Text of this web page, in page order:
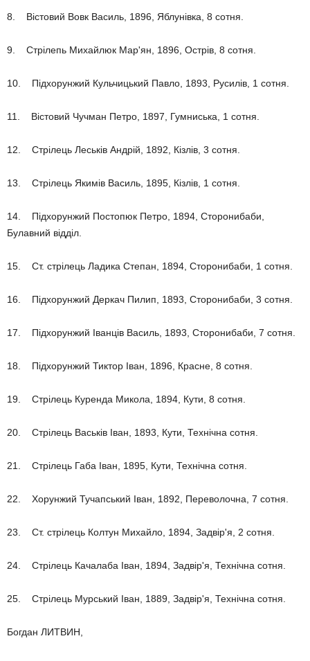
8. Вістовий Вовк Василь, 1896, Яблунівка, 8 сотня.
9. Стрілепь Михайлюк Мар'ян, 1896, Острів, 8 сотня.
10. Підхорунжий Кульчицький Павло, 1893, Русилів, 1 сотня.
11. Вістовий Чучман Петро, 1897, Гумниська, 1 сотня.
12. Стрілець Леськів Андрій, 1892, Кізлів, 3 сотня.
13. Стрілець Якимів Василь, 1895, Кізлів, 1 сотня.
14. Підхорунжий Постопюк Петро, 1894, Сторонибаби,
Булавний відділ.
15. Ст. стрілець Ладика Степан, 1894, Сторонибаби, 1 сотня.
16. Підхорунжий Деркач Пилип, 1893, Сторонибаби, 3 сотня.
17. Підхорунжий Іванців Василь, 1893, Сторонибаби, 7 сотня.
18. Підхорунжий Тиктор Іван, 1896, Красне, 8 сотня.
19. Стрілець Куренда Микола, 1894, Кути, 8 сотня.
20. Стрілець Васьків Іван, 1893, Кути, Технічна сотня.
21. Стрілець Габа Іван, 1895, Кути, Технічна сотня.
22. Хорунжий Тучапський Іван, 1892, Переволочна, 7 сотня.
23. Ст. стрілець Колтун Михайло, 1894, Задвір'я, 2 сотня.
24. Стрілець Качалаба Іван, 1894, Задвір'я, Технічна сотня.
25. Стрілець Мурський Іван, 1889, Задвір'я, Технічна сотня.
Богдан ЛИТВИН,